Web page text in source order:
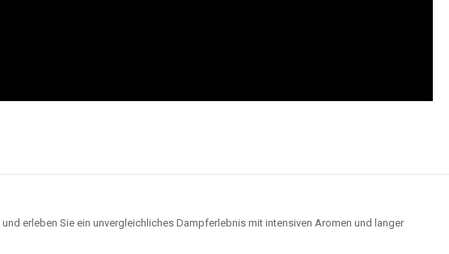
und erleben Sie ein unvergleichliches Dampferlebnis mit intensiven Aromen und langer